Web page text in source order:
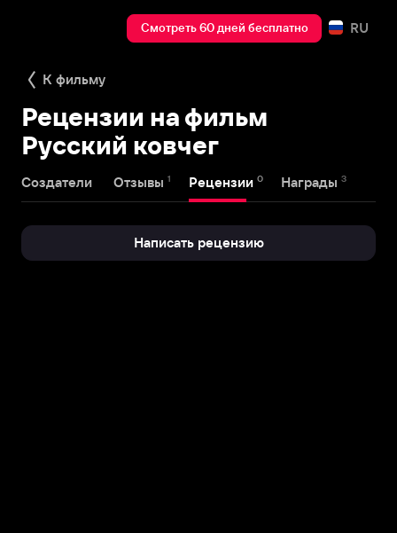
Смотреть 60 дней бесплатно RU
К фильму
Рецензии на фильм
Русский ковчег
Создатели Отзывы 1 Рецензии 0 Награды 3
Написать рецензию